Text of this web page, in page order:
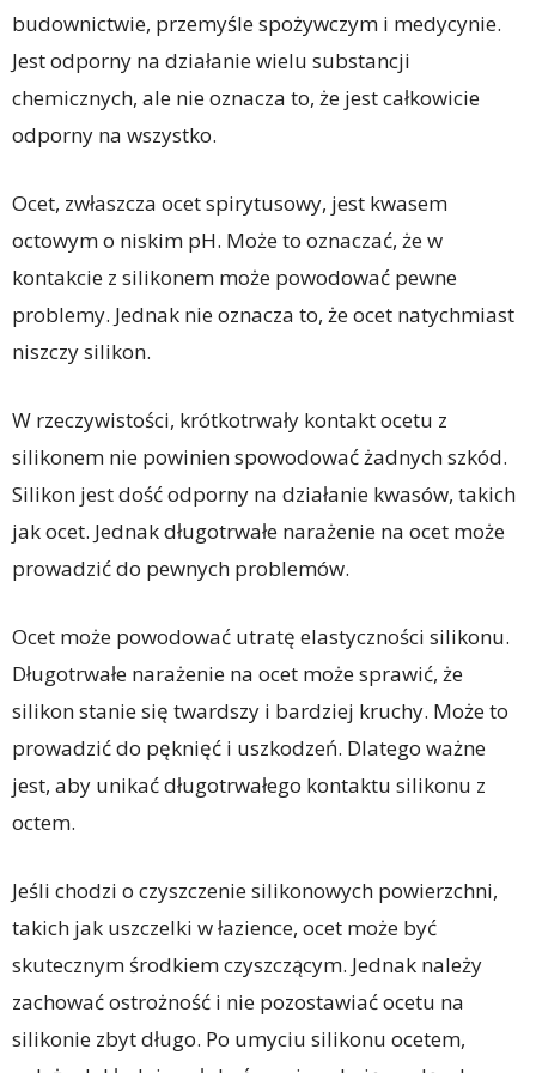
budownictwie, przemyśle spożywczym i medycynie.
Jest odporny na działanie wielu substancji
chemicznych, ale nie oznacza to, że jest całkowicie
odporny na wszystko.
Ocet, zwłaszcza ocet spirytusowy, jest kwasem
octowym o niskim pH. Może to oznaczać, że w
kontakcie z silikonem może powodować pewne
problemy. Jednak nie oznacza to, że ocet natychmiast
niszczy silikon.
W rzeczywistości, krótkotrwały kontakt ocetu z
silikonem nie powinien spowodować żadnych szkód.
Silikon jest dość odporny na działanie kwasów, takich
jak ocet. Jednak długotrwałe narażenie na ocet może
prowadzić do pewnych problemów.
Ocet może powodować utratę elastyczności silikonu.
Długotrwałe narażenie na ocet może sprawić, że
silikon stanie się twardszy i bardziej kruchy. Może to
prowadzić do pęknięć i uszkodzeń. Dlatego ważne
jest, aby unikać długotrwałego kontaktu silikonu z
octem.
Jeśli chodzi o czyszczenie silikonowych powierzchni,
takich jak uszczelki w łazience, ocet może być
skutecznym środkiem czyszczącym. Jednak należy
zachować ostrożność i nie pozostawiać ocetu na
silikonie zbyt długo. Po umyciu silikonu ocetem,